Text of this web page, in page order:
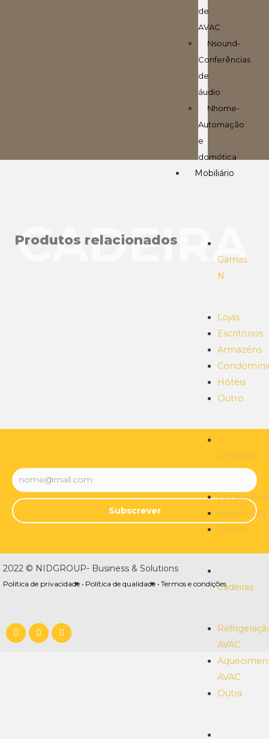
de
AVAC
Nsound-
Conferências
de
áudio
Nhome-
Automação
e
domótica
Mobiliário
Gamas
N
Lojas
Escritórios
Armazéns
Hóteis
Outro
Armários
Arquitetura
Outros
Cadeiras
AVAC
AVAC
Outra
CADEIRA
Produtos relacionados
Subscrever
2022 © NIDGROUP- Business & Solutions
Política de privacidade • Política de qualidade • Termos e condições